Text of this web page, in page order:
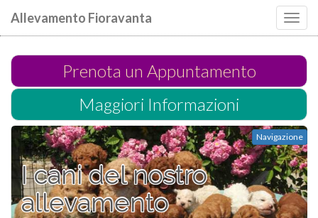
Allevamento Fioravanta
Prenota un Appuntamento
Maggiori Informazioni
Navigazione
I cani del nostro
allevamento